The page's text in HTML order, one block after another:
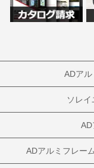
ADア
ソレ
AD
ADアルミフレー